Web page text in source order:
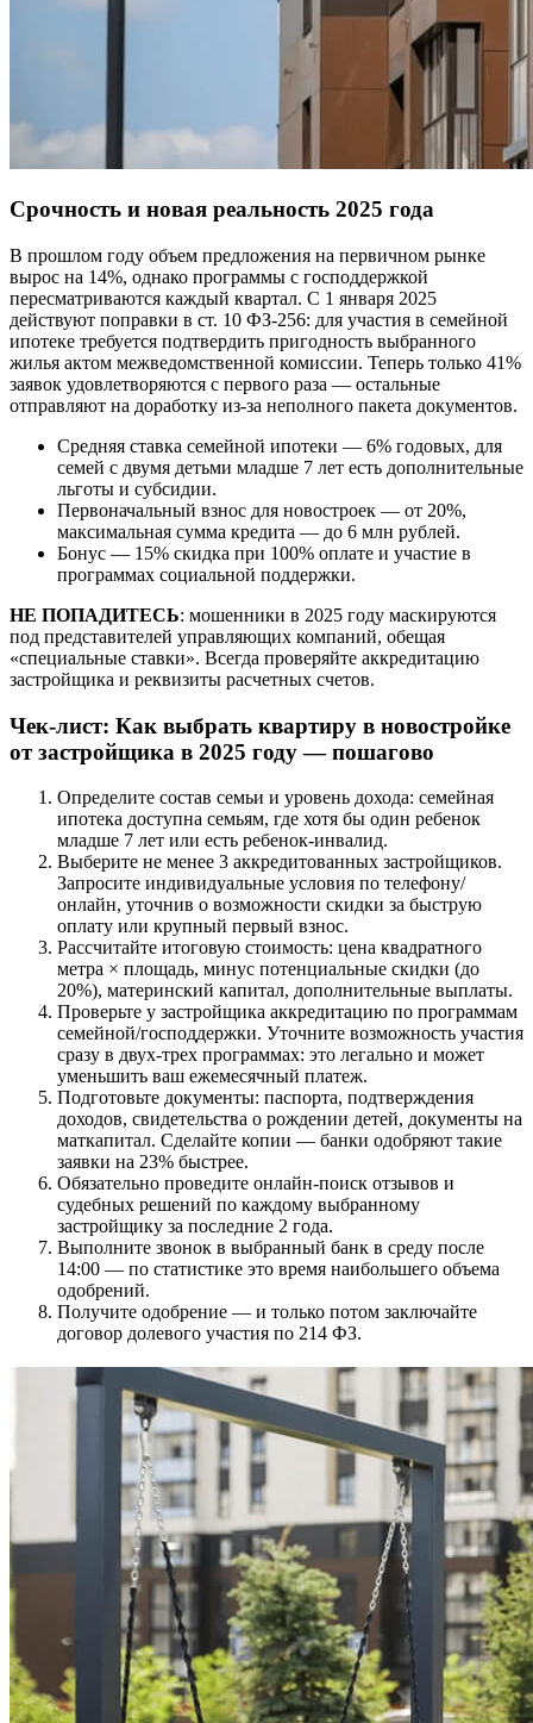
Срочность и новая реальность 2025 года
В прошлом году объем предложения на первичном рынке
вырос на 14%, однако программы с господдержкой
пересматриваются каждый квартал. С 1 января 2025
действуют поправки в ст. 10 ФЗ-256: для участия в семейной
ипотеке требуется подтвердить пригодность выбранного
жилья актом межведомственной комиссии. Теперь только 41%
заявок удовлетворяются с первого раза — остальные
отправляют на доработку из-за неполного пакета документов.
Средняя ставка семейной ипотеки — 6% годовых, для
семей с двумя детьми младше 7 лет есть дополнительные
льготы и субсидии.
Первоначальный взнос для новостроек — от 20%,
максимальная сумма кредита — до 6 млн рублей.
Бонус — 15% скидка при 100% оплате и участие в
программах социальной поддержки.
НЕ ПОПАДИТЕСЬ: мошенники в 2025 году маскируются
под представителей управляющих компаний, обещая
«специальные ставки». Всегда проверяйте аккредитацию
застройщика и реквизиты расчетных счетов.
Чек-лист: Как выбрать квартиру в новостройке
от застройщика в 2025 году — пошагово
Определите состав семьи и уровень дохода: семейная
ипотека доступна семьям, где хотя бы один ребенок
младше 7 лет или есть ребенок-инвалид.
Выберите не менее 3 аккредитованных застройщиков.
Запросите индивидуальные условия по телефону/
онлайн, уточнив о возможности скидки за быструю
оплату или крупный первый взнос.
Рассчитайте итоговую стоимость: цена квадратного
метра × площадь, минус потенциальные скидки (до
20%), материнский капитал, дополнительные выплаты.
Проверьте у застройщика аккредитацию по программам
семейной/господдержки. Уточните возможность участия
сразу в двух-трех программах: это легально и может
уменьшить ваш ежемесячный платеж.
Подготовьте документы: паспорта, подтверждения
доходов, свидетельства о рождении детей, документы на
маткапитал. Сделайте копии — банки одобряют такие
заявки на 23% быстрее.
Обязательно проведите онлайн-поиск отзывов и
судебных решений по каждому выбранному
застройщику за последние 2 года.
Выполните звонок в выбранный банк в среду после
14:00 — по статистике это время наибольшего объема
одобрений.
Получите одобрение — и только потом заключайте
договор долевого участия по 214 ФЗ.